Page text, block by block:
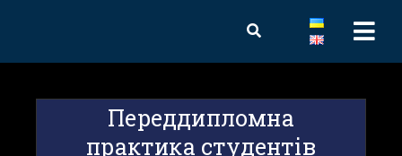
Переддипломна
практика студентів